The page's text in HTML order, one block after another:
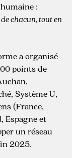
:
chacun, tout en
a organisé
points de
Système U,
(France,
Espagne et
un réseau
2025.